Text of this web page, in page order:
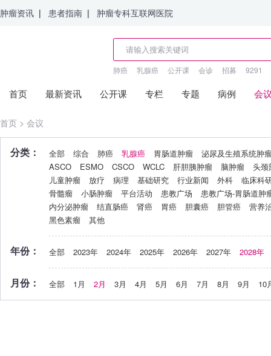
肿瘤资讯 | 患者指南 | 肿瘤专科互联网医院
肺癌 乳腺癌 公开课 会诊 招募 9291
首页 最新资讯 公开课 专栏 专题 病例 会
首页 > 会议
分类： 全部 综合 肺癌 乳腺癌 胃肠道肿瘤
泌尿及生殖系统肿
ASCO
ESMO CSCO WCLC 肝胆胰肿瘤 脑肿瘤
头颈
儿童肿瘤
放疗 病理 基础研究 行业新闻 外科
临床科
骨髓瘤
小肠肿瘤 平台活动 患教广场
患教广场-胃肠道肿
内分泌肿瘤
结直肠癌 肾癌 胃癌 胆囊癌 胆管癌
营养
黑色素瘤
其他
年份： 全部 2023年 2024年 2025年 2026年 2027年 2028年
月份： 全部 1月 2月 3月 4月 5月 6月 7月 8月 9月 10